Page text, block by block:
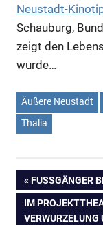
Neustadt-
Schauburg,
zeigt den
wurde…
Äußere Neustadt
Thalia
VORHERIGER
BEITRAG:
FUSSGÄNGER
NÄCHSTER
BEITRAG:
IM
VERWURZELUNG